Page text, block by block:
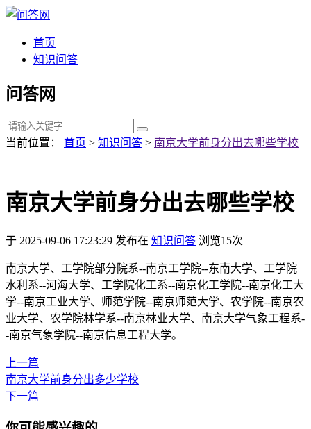
首页
知识问答
问答网
当前位置： 首页 > 知识问答 > 南京大学前身分出去哪些学校
南京大学前身分出去哪些学校
于 2025-09-06 17:23:29 发布在 知识问答 浏览15次
南京大学、工学院部分院系--南京工学院--东南大学、工学院
水利系--河海大学、工学院化工系--南京化工学院--南京化工大
学--南京工业大学、师范学院--南京师范大学、农学院--南京农
业大学、农学院林学系--南京林业大学、南京大学气象工程系-
-南京气象学院--南京信息工程大学。
上一篇
南京大学前身分出多少学校
下一篇